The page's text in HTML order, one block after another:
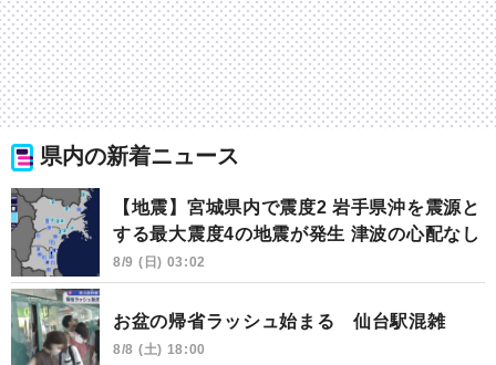
県内の新着ニュース
【地震】宮城県内で震度2 岩手県沖を震源と
する最大震度4の地震が発生 津波の心配なし
8/9 (日) 03:02
お盆の帰省ラッシュ始まる 仙台駅混雑
8/8 (土) 18:00